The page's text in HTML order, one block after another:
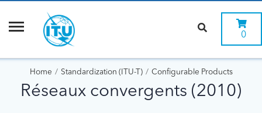
0
Home Standardization (ITU-T) Configurable Products
Réseaux convergents (2010)